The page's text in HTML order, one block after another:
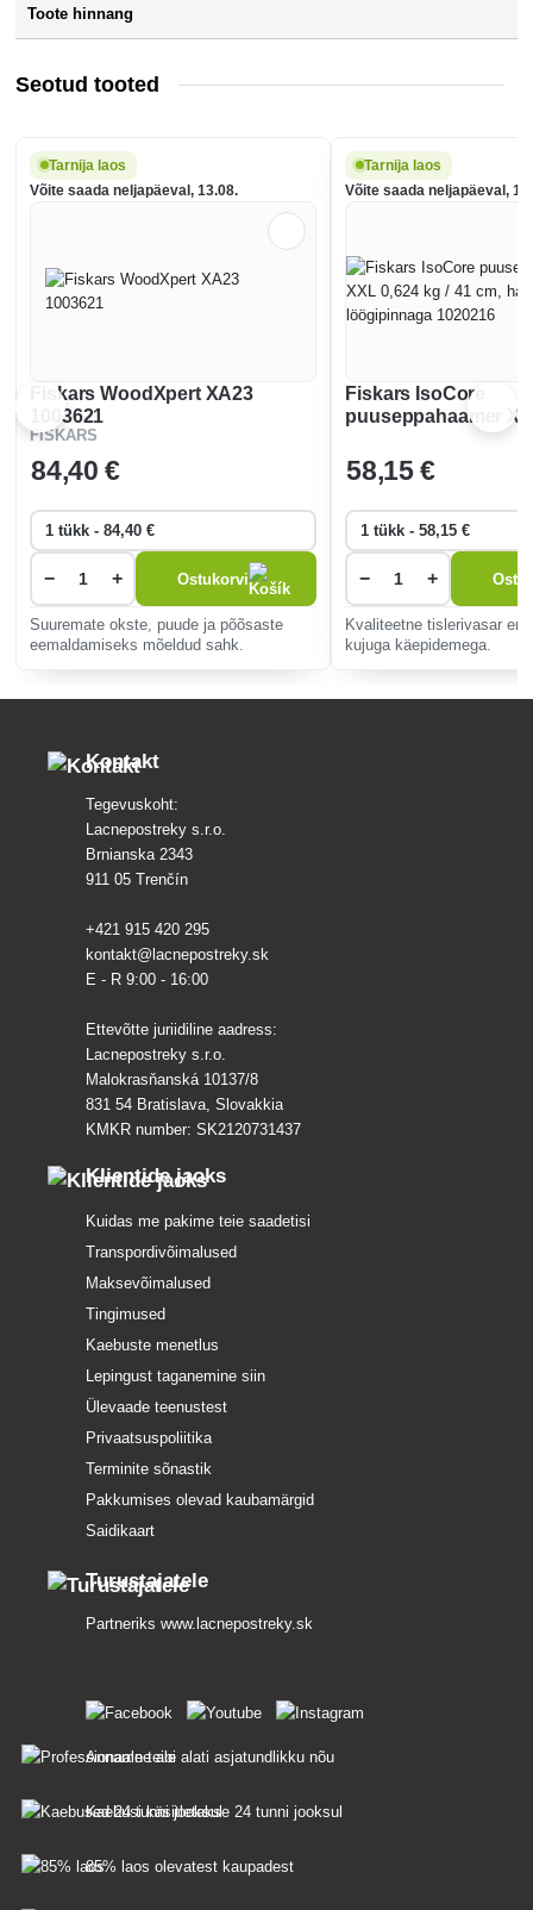
Toote hinnang
Seotud tooted
Tarnija laos
Võite saada neljapäeval, 13.08.
Fiskars WoodXpert XA23
1003621
FISKARS
84,40 €
− + Ostukorvi
Suuremate okste, puude ja põõsaste
eemaldamiseks mõeldud sahk.
Tarnija laos
Võite saada neljapäeval,
Fiskars IsoCore
puuseppahaamer
41 cm, hammastatud
löögipinnaga
58,15 €
− +
Kvaliteetne tislerivasar
kujuga käepidemega.
Kontakt
Tegevuskoht:
Lacnepostreky s.r.o.
Brnianska 2343
911 05 Trenčín
+421 915 420 295
kontakt@lacnepostreky.sk
E - R 9:00 - 16:00
Ettevõtte juriidiline aadress:
Lacnepostreky s.r.o.
Malokrasňanská 10137/8
831 54 Bratislava, Slovakkia
KMKR number: SK2120731437
Klientide jaoks
Kuidas me pakime teie saadetisi
Transpordivõimalused
Maksevõimalused
Tingimused
Kaebuste menetlus
Lepingust taganemine siin
Ülevaade teenustest
Privaatsuspoliitika
Terminite sõnastik
Pakkumises olevad kaubamärgid
Saidikaart
Turustajatele
Partneriks www.lacnepostreky.sk
Anname teile alati asjatundlikku nõu
Kaebusi käsitletakse 24 tunni jooksul
85% laos olevatest kaupadest